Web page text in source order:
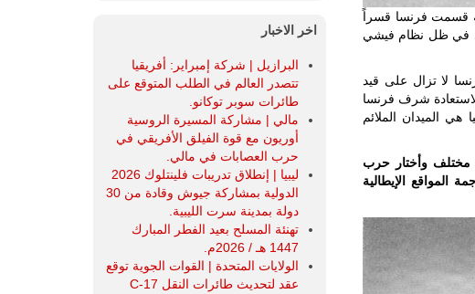
قسمت فرنسا قسراً
في ظل نظام فيشي
لا تزال على قيد
لاستعادة شرف فرنسا
الميدان الملائم
مختلف وأختار حرب
المواقع الإيطالية
اخر الاخبار
البرازيل | شركة إمبراير: أفريقيا
تتصدر العالم في الطلب المتوقع على
طائرات سوبر توكانو.
مالي | مشاركة المسيرة الروسية
أوريون مع قوة الفيلق الأفريقي في
حرب العصابات في مالي.
ليبيا | إنطلاق تدريبات فلينتلوك 2026
الدولية بمشاركة جيوش وقادة من 30
دولة بمدينة سرت الليبية.
تهنئة المسلح بعيد الفطر المبارك
1447 هـ / 2026م.
الولايات المتحدة | القوات الجوية توقع
عقد لتحديث طائرات النقل C-17